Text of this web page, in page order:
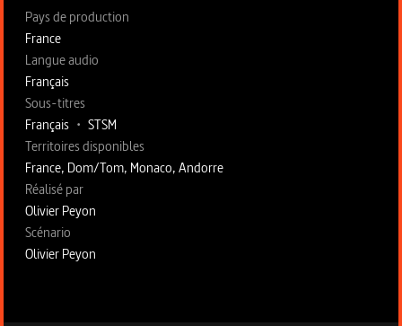
Pays de production
France
Langue audio
Français
Sous-titres
Français • STSM
Territoires disponibles
France, Dom/Tom, Monaco, Andorre
Fiche technique section droite
Réalisé par
Olivier Peyon
Scénario
Olivier Peyon